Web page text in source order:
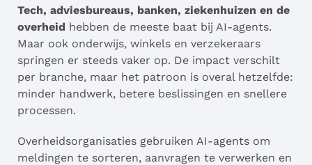
Tech, adviesbureaus, banken, ziekenhuizen en de
overheid hebben de meeste baat bij AI-agents.
Maar ook onderwijs, winkels en verzekeraars
springen er steeds vaker op. De impact verschilt
per branche, maar het patroon is overal hetzelfde:
minder handwerk, betere beslissingen en snellere
processen.
Overheidsorganisaties gebruiken AI-agents om
meldingen te sorteren, aanvragen te verwerken en